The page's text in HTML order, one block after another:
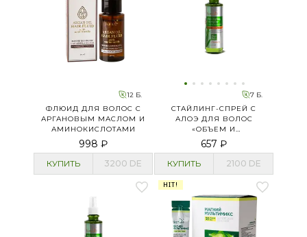
12 Б.
ФЛЮИД ДЛЯ ВОЛОС С
АРГАНОВЫМ МАСЛОМ И
АМИНОКИСЛОТАМИ
998 ₽
КУПИТЬ 3200 DE
7 Б.
СТАЙЛИНГ-СПРЕЙ С
АЛОЭ ДЛЯ ВОЛОС
«ОБЪЕМ И
ЭЛАСТИЧНОСТЬ»
657 ₽
КУПИТЬ 2100 DE
HIT!